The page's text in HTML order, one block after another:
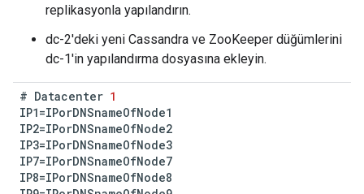
replikasyonla yapılandırın.
dc-2'deki yeni Cassandra ve ZooKeeper düğümlerini
dc-1'in yapılandırma dosyasına ekleyin.
# Datacenter 1
IP1=IPorDNSnameOfNode1
IP2=IPorDNSnameOfNode2
IP3=IPorDNSnameOfNode3
IP7=IPorDNSnameOfNode7
IP8=IPorDNSnameOfNode8